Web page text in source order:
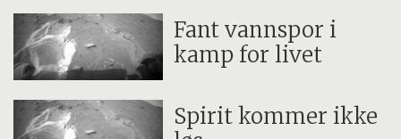
Fant vannspor i
kamp for livet
Spirit kommer ikke